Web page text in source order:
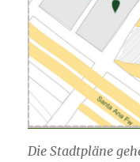
Die Stadtpläne